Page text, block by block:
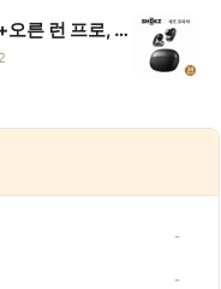
샥즈 이어폰 추천 베스트3 (+오른 런 프로, 골전도, 블루투스)
-
-